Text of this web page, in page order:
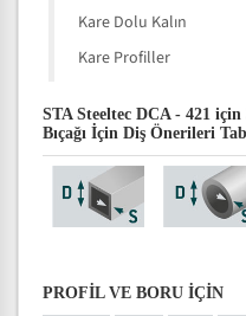
Kare Dolu Kalın
Kare Profiller
STA Steeltec DCA - 421
Bıçağı İçin Diş Önerileri
PROFİL VE BORU İÇİN